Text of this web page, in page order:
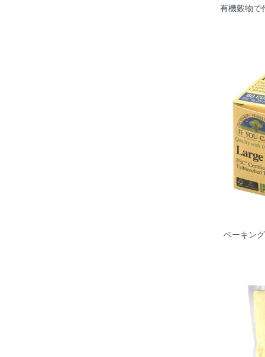
有機穀物で
ベーキン